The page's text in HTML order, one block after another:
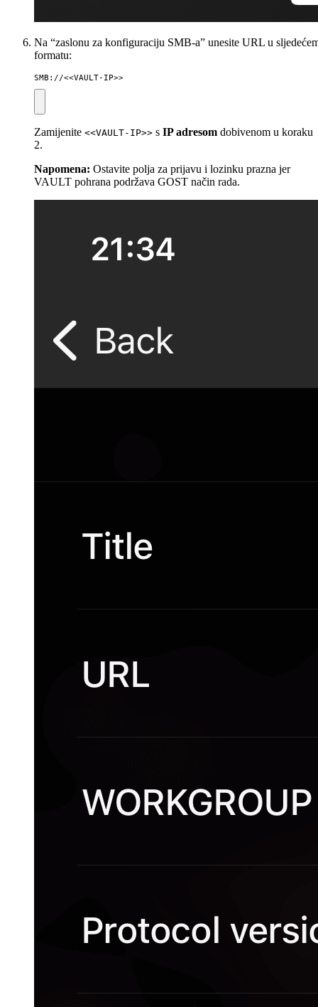
Na “zaslonu za konfiguraciju SMB-a” unesite URL u
formatu:
SMB://<<VAULT-IP>>
Zamijenite <<VAULT-IP>> s IP adresom dobivenom u koraku
2.
Napomena: Ostavite polja za prijavu i lozinku prazna jer
VAULT pohrana podržava GOST način rada.